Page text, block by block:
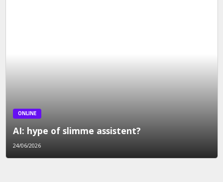
ONLINE
AI: hype of slimme assistent?
24/06/2026